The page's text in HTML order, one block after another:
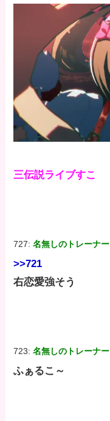
三伝説ライブすこ
727:名無しのトレーナー
>>721
右恋愛強そう
723:名無しのトレーナー
ふぁるこ～